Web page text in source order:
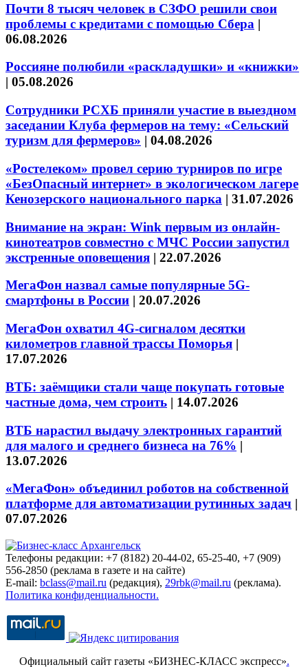
Почти 8 тысяч человек в СЗФО решили свои
проблемы с кредитами с помощью Сбера |
06.08.2026
Россияне полюбили «раскладушки» и «книжки»
| 05.08.2026
Сотрудники РСХБ приняли участие в выездном
заседании Клуба фермеров на тему: «Сельский
туризм для фермеров» | 04.08.2026
«Ростелеком» провел серию турниров по игре
«БезОпасный интернет» в экологическом лагере
Кенозерского национального парка | 31.07.2026
Внимание на экран: Wink первым из онлайн-
кинотеатров совместно с МЧС России запустил
экстренные оповещения | 22.07.2026
МегаФон назвал самые популярные 5G-
смартфоны в России | 20.07.2026
МегаФон охватил 4G-сигналом десятки
километров главной трассы Поморья |
17.07.2026
ВТБ: заёмщики стали чаще покупать готовые
частные дома, чем строить | 14.07.2026
ВТБ нарастил выдачу электронных гарантий
для малого и среднего бизнеса на 76% |
13.07.2026
«МегаФон» объединил роботов на собственной
платформе для автоматизации рутинных задач |
07.07.2026
Телефоны редакции: +7 (8182) 20-44-02, 65-25-40, +7 (909)
556-2850 (реклама в газете и на сайте)
E-mail: bclass@mail.ru (редакция), 29rbk@mail.ru (реклама).
Политика конфиденциальности.
Официальный сайт газеты «БИЗНЕС-КЛАСС экспресс».